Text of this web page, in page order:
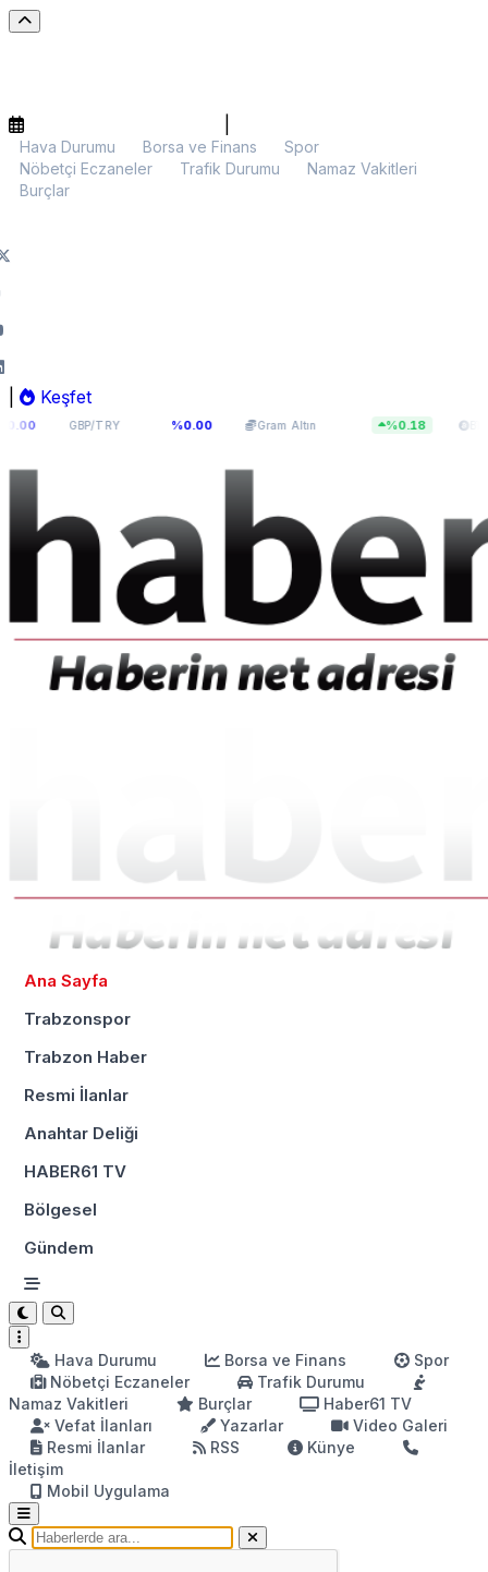
Hava Durumu Borsa ve Finans
Spor
Nöbetçi Eczaneler
Trafik Durumu
Namaz Vakitleri
Burçlar
Keşfet
GBP/TRY 64,131 %0.00 Gram Altın6.063,33 BTC
Ana Sayfa
Trabzonspor
Trabzon Haber
Resmi İlanlar
Anahtar Deliği
HABER61 TV
Bölgesel
Gündem
Hava Durumu Borsa ve Finans
Spor
Nöbetçi Eczaneler
Trafik Durumu
Namaz Vakitleri
Burçlar
Haber61 TV
Vefat İlanları
Yazarlar
Video Galeri
Resmi İlanlar
RSS
Künye
İletişim
Mobil Uygulama